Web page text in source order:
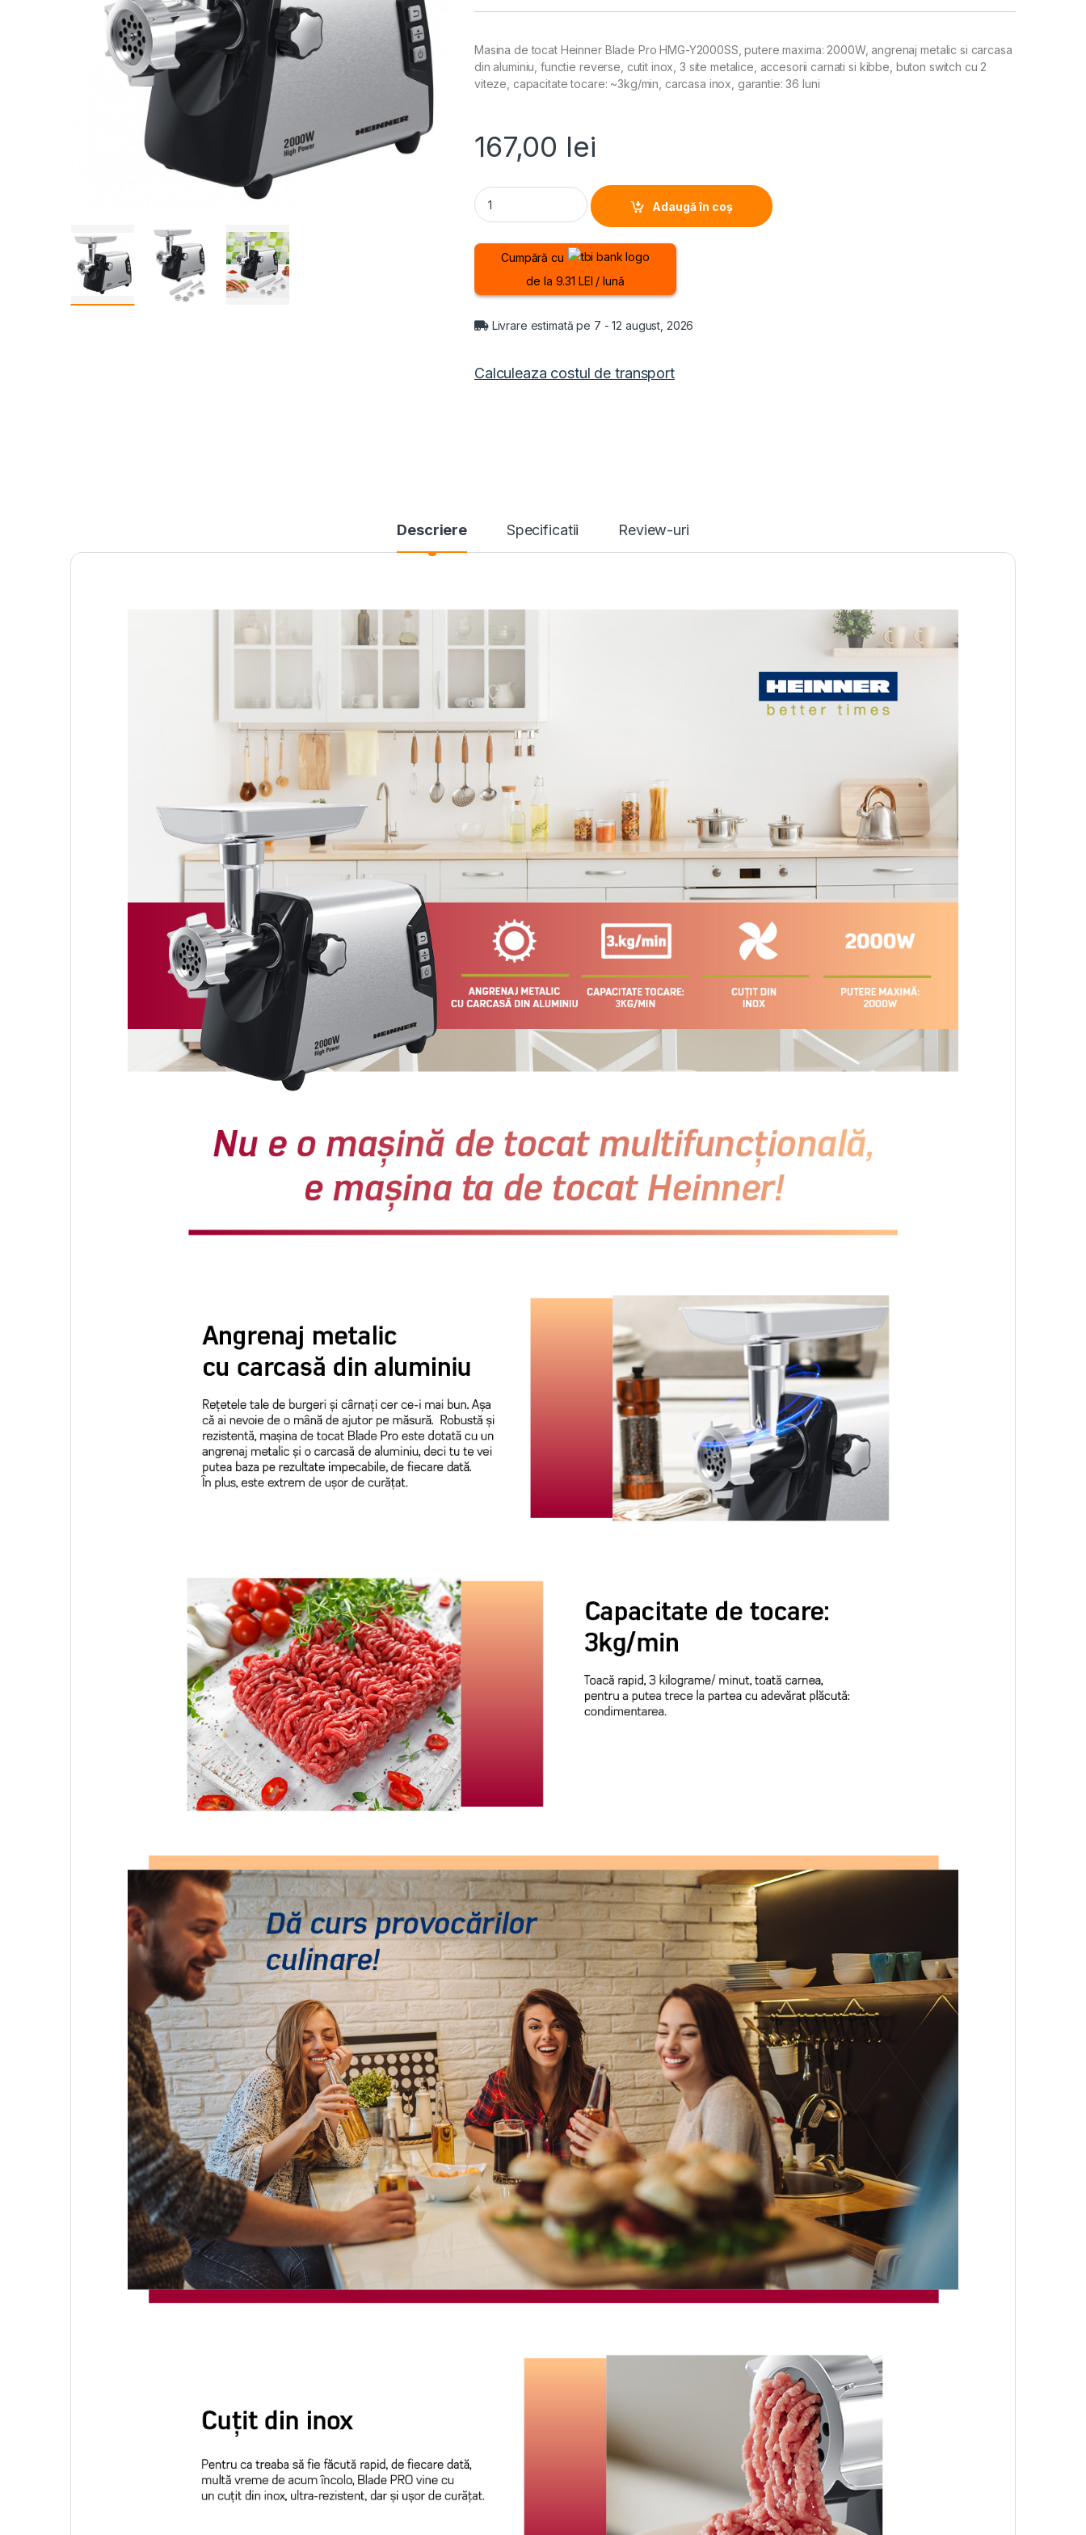
Masina de tocat Heinner Blade Pro HMG-Y2000SS, putere maxima: 2000W, angrenaj metalic si carcasa
din aluminiu, functie reverse, cutit inox, 3 site metalice, accesorii carnati si kibbe, buton switch cu 2
viteze, capacitate tocare: ~3kg/min, carcasa inox, garantie: 36 luni
167,00 lei
MASINA DE TOCAT HEINNER BLADE PRO HMG-Y2000SS, Putere 2000W, 3kg/min, Angrenaj metalic,
Adaugă în coș
Cumpără cu
de la 9.31 LEI / lună
Livrare estimată pe 7 - 12 august, 2026
Calculeaza costul de transport
Descriere Specificatii Review-uri